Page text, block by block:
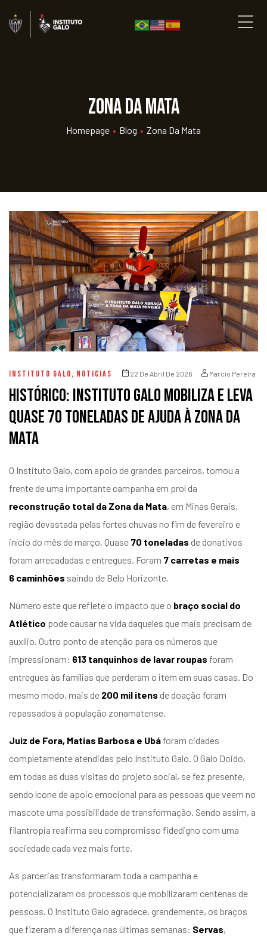
Zona da Mata
Homepage • Blog • Zona Da Mata
INSTITUTO GALO, NOTICIAS 22 De Abril De 2026 Marcio Pereira
Histórico: Instituto Galo mobiliza e leva
quase 70 toneladas de ajuda à Zona da
Mata
O Instituto Galo, com apoio de grandes parceiros, tomou a
frente de uma importante campanha em prol da
reconstrução total da Zona da Mata, em Minas Gerais,
região devastada pelas fortes chuvas no fim de fevereiro e
início do mês de março. Quase 70 toneladas de donativos
foram arrecadadas e entregues. Foram 7 carretas e mais
6 caminhões saindo de Belo Horizonte.
Número este que reflete o impacto que o braço social do
Atlético pode causar na vida daqueles que mais precisam de
auxílio. Outro ponto de atenção para os números que
impressionam: 613 tanquinhos de lavar roupas foram
entregues às famílias que perderam o item em suas casas. Do
mesmo modo, mais de 200 mil itens de doação foram
repassados à população zonamatense.
Juiz de Fora, Matias Barbosa e Ubá foram cidades
completamente atendidas pelo Instituto Galo. O Galo Doido,
em todas as duas visitas do projeto social, se fez presente,
sendo ícone de apoio emocional para as pessoas que veem no
mascote uma possibilidade de transformação. Sendo assim, a
filantropia reafirma seu compromisso fidedigno com uma
sociedade cada vez mais forte.
As parcerias transformaram toda a campanha e
potencializaram os processos que mobilizaram centenas de
pessoas. O Instituto Galo agradece, grandemente, os braços
que fizeram a diferença nas últimas semanas: Servas,